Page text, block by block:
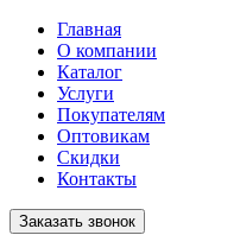
Главная
О компании
Каталог
Услуги
Покупателям
Оптовикам
Скидки
Контакты